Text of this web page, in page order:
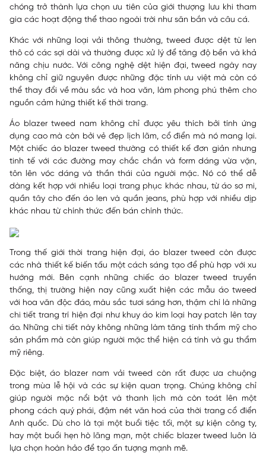
chóng trở thành lựa chọn ưu tiên của giới thượng lưu khi tham
gia các hoạt động thể thao ngoài trời như săn bắn và câu cá.
Khác với những loại vải thông thường, tweed được dệt từ len
thô có các sợi dài và thường được xử lý để tăng độ bền và khả
năng chịu nước. Với công nghệ dệt hiện đại, tweed ngày nay
không chỉ giữ nguyên được những đặc tính ưu việt mà còn có
thể thay đổi về màu sắc và hoa văn, làm phong phú thêm cho
nguồn cảm hứng thiết kế thời trang.
Áo blazer tweed nam không chỉ được yêu thích bởi tính ứng
dụng cao mà còn bởi vẻ đẹp lịch lãm, cổ điển mà nó mang lại.
Một chiếc áo blazer tweed thường có thiết kế đơn giản nhưng
tinh tế với các đường may chắc chắn và form dáng vừa vặn,
tôn lên vóc dáng và thần thái của người mặc. Nó có thể dễ
dàng kết hợp với nhiều loại trang phục khác nhau, từ áo sơ mi,
quần tây cho đến áo len và quần jeans, phù hợp với nhiều dịp
khác nhau từ chính thức đến bán chính thức.
Trong thế giới thời trang hiện đại, áo blazer tweed còn được
các nhà thiết kế biến tấu một cách sáng tạo để phù hợp với xu
hướng mới. Bên cạnh những chiếc áo blazer tweed truyền
thống, thị trường hiện nay cũng xuất hiện các mẫu áo tweed
với hoa văn độc đáo, màu sắc tươi sáng hơn, thậm chí là những
chi tiết trang trí hiện đại như khuy áo kim loại hay patch lên tay
áo. Những chi tiết này không những làm tăng tính thẩm mỹ cho
sản phẩm mà còn giúp người mặc thể hiện cá tính và gu thẩm
mỹ riêng.
Đặc biệt, áo blazer nam vải tweed còn rất được ưa chuộng
trong mùa lễ hội và các sự kiện quan trọng. Chúng không chỉ
giúp người mặc nổi bật và thanh lịch mà còn toát lên một
phong cách quý phái, đậm nét văn hoá của thời trang cổ điển
Anh quốc. Dù cho là tại một buổi tiệc tối, một sự kiện công ty,
hay một buổi hẹn hò lãng mạn, một chiếc blazer tweed luôn là
lựa chọn hoàn hảo để tạo ấn tượng mạnh mẽ.